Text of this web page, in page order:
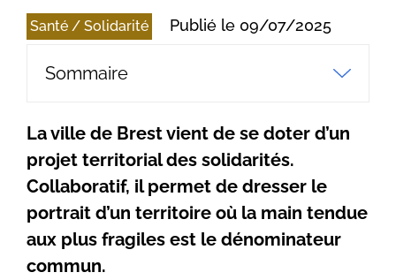
n
Santé / Solidarité Publié le 09/07/2025
Sommaire
La ville de Brest vient de se doter d’un
projet territorial des solidarités.
Collaboratif, il permet de dresser le
portrait d’un territoire où la main tendue
aux plus fragiles est le dénominateur
commun.